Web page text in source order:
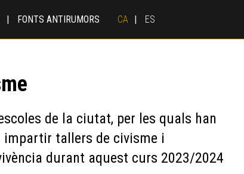
FONTS ANTIRUMORS CA ES
de la ciutat, per les quals han
impartir tallers de civisme i
durant aquest curs 2023/2024